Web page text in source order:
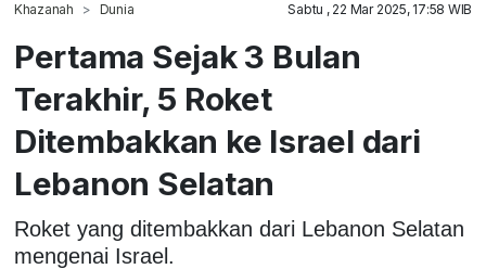
Khazanah Dunia Sabtu , 22 Mar 2025, 17:58 WIB
Pertama Sejak 3 Bulan
Terakhir, 5 Roket
Ditembakkan ke Israel dari
Lebanon Selatan
Roket yang ditembakkan dari Lebanon Selatan
mengenai Israel.